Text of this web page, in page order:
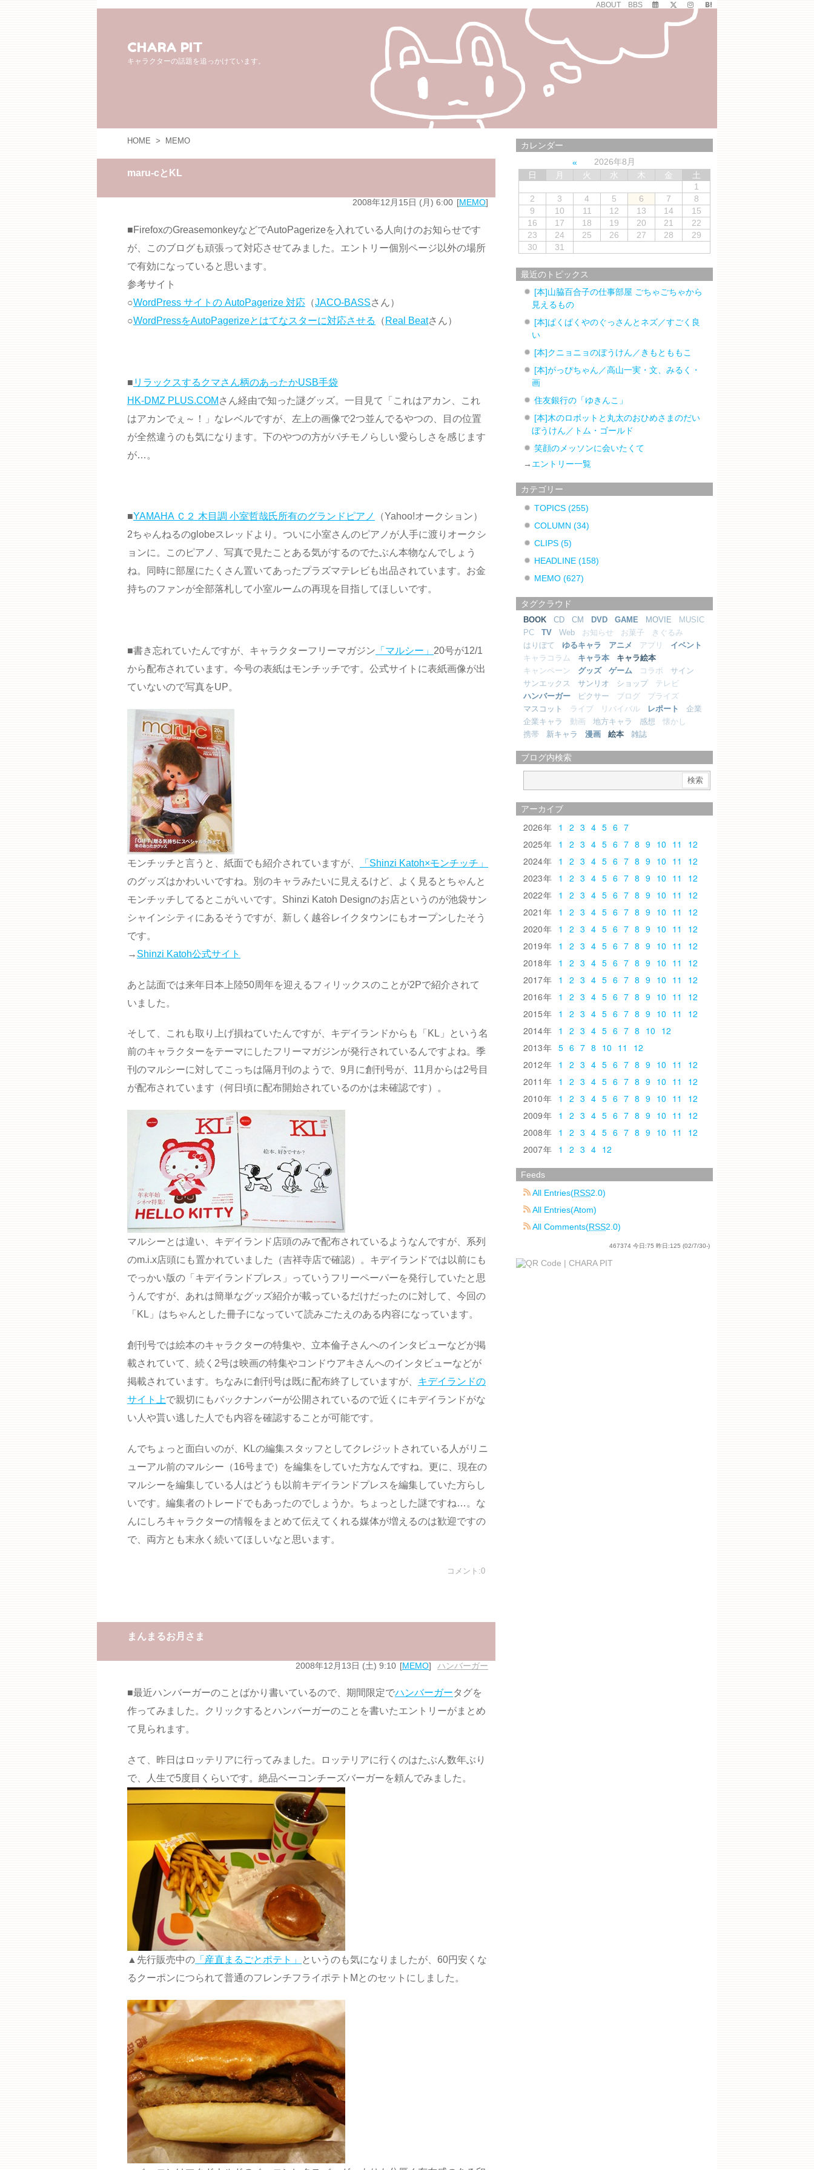
ABOUT BBS
CHARA PIT
キャラクターの話題を追っかけています。
HOME > MEMO
maru-cとKL
2008年12月15日 (月) 6:00 MEMO
■FirefoxのGreasemonkeyなどでAutoPagerizeを入れている人向けのお知らせです
が、このブログも頑張って対応させてみました。エントリー個別ページ以外の場所
で有効になっていると思います。
参考サイト
○WordPress サイトの AutoPagerize 対応 （JACO-BASSさん）
○WordPressをAutoPagerizeとはてなスターに対応させる （ Real Beatさん）
■ リラックスするクマさん柄のあったかUSB手袋
HK-DMZ PLUS.COM さん経由で知った謎グッズ。一目見て「これはアカン、これ
はアカンでぇ～！」なレベルですが、左上の画像で2つ並んでるやつの、目の位置
が全然違うのも気になります。下のやつの方がパチモノらしい愛らしさを感じます
が…。
■YAMAHA Ｃ２ 木目調 小室哲哉氏所有のグランドピアノ
（Yahoo!オークション）
2ちゃんねるのglobeスレッドより。ついに小室さんのピアノが人手に渡りオークシ
ョンに。このピアノ、写真で見たことある気がするのでたぶん本物なんでしょう
ね。同時に部屋にたくさん置いてあったプラズマテレビも出品されています。お金
持ちのファンが全部落札して小室ルームの再現を目指してほしいです。
■書き忘れていたんですが、キャラクターフリーマガジン 「マルシー」 20号が12/1
から配布されています。今号の表紙はモンチッチです。公式サイトに表紙画像が出
ていないので写真をUP。
モンチッチと言うと、紙面でも紹介されていますが、
「Shinzi Katoh×モンチッチ」
のグッズはかわいいですね。別のキャラみたいに見えるけど、よく見るとちゃんと
モンチッチしてるとこがいいです。Shinzi Katoh Designのお店というのが池袋サン
シャインシティにあるそうですが、新しく越谷レイクタウンにもオープンしたそう
です。
→ Shinzi Katoh公式サイト
あと誌面では来年日本上陸50周年を迎えるフィリックスのことが2Pで紹介されて
いました。
そして、これも取り上げ損ねていたんですが、キデイランドからも「KL」という名
前のキャラクターをテーマにしたフリーマガジンが発行されているんですよね。季
刊のマルシーに対してこっちは隔月刊のようで、9月に創刊号が、11月からは2号目
が配布されています（何日頃に配布開始されているのかは未確認です）。
マルシーとは違い、キデイランド店頭のみで配布されているようなんですが、系列
のm.i.x店頭にも置かれていました（吉祥寺店で確認）。キデイランドでは以前にも
でっかい版の「キデイランドプレス」っていうフリーペーパーを発行していたと思
うんですが、あれは簡単なグッズ紹介が載っているだけだったのに対して、今回の
「KL」はちゃんとした冊子になっていて読みごたえのある内容になっています。
創刊号では絵本のキャラクターの特集や、立本倫子さんへのインタビューなどが掲
載されていて、続く2号は映画の特集やコンドウアキさんへのインタビューなどが
掲載されています。ちなみに創刊号は既に配布終了していますが、 キデイランドの
サイト上で親切にもバックナンバーが公開されているので近くにキデイランドがな
い人や貰い逃した人でも内容を確認することが可能です。
んでちょっと面白いのが、KLの編集スタッフとしてクレジットされている人がリニ
ューアル前のマルシー（16号まで）を編集をしていた方なんですね。更に、現在の
マルシーを編集している人はどうも以前キデイランドプレスを編集していた方らし
いです。編集者のトレードでもあったのでしょうか。ちょっとした謎ですね…。な
んにしろキャラクターの情報をまとめて伝えてくれる媒体が増えるのは歓迎ですの
で、両方とも末永く続いてほしいなと思います。
コメント:0
まんまるお月さま
2008年12月13日 (土) 9:10 MEMO ハンバーガー
■最近ハンバーガーのことばかり書いているので、期間限定でハンバーガータグを
作ってみました。クリックするとハンバーガーのことを書いたエントリーがまとめ
て見られます。
さて、昨日はロッテリアに行ってみました。ロッテリアに行くのはたぶん数年ぶり
で、人生で5度目くらいです。絶品ベーコンチーズバーガーを頼んでみました。
▲先行販売中の 「産直まるごとポテト」
というのも気になりましたが、60円安くな
るクーポンにつられて普通のフレンチフライポテトMとのセットにしました。
カレンダー
2026年8月
日
月 火 水 木 金
土
1
2
3 4 5 6 7
8
9
10 11 12 13 14
15
16
17 18 19 20 21
22
23
24 25 26 27 28
29
30
31
最近のトピックス
[本]山脇百合子の仕事部屋 ごちゃごちゃから
見えるもの
[本]ぱくぱくやのぐっさんとネズ／すごく良
い
[本]クニョニョのぼうけん／きもとももこ
[本]がっぴちゃん／高山一実・文、みるく・
画
住友銀行の「ゆきんこ」
[本]木のロボットと丸太のおひめさまのだい
ぼうけん／トム・ゴールド
笑顔のメッソンに会いたくて
→ エントリー一覧
カテゴリー
TOPICS(255)
COLUMN(34)
CLIPS(5)
HEADLINE(158)
MEMO(627)
タグクラウド
BOOK CD CM DVD GAME MOVIE
MUSIC
PC
TV Web お知らせ お菓子
きぐるみ
はりぼて
ゆるキャラ アニメ アプリ
イベント
キャラコラム
キャラ本
キャラ絵本
キャンペーン
グッズ ゲーム コラボ
サイン
サンエックス
サンリオ ショップ
テレビ
ハンバーガー
ピクサー ブログ
プライズ
マスコット
ライブ リバイバル レポート
企業
企業キャラ
動画 地方キャラ 感想
懐かし
携帯
新キャラ 漫画 絵本 雑誌
ブログ内検索
アーカイブ
2026 1 2 3 4 5 6 7
2025
1 2 3 4 5 6 7 8 9 10 11
12
2024
1 2 3 4 5 6 7 8 9 10 11
12
2023
1 2 3 4 5 6 7 8 9 10 11
12
2022
1 2 3 4 5 6 7 8 9 10 11
12
2021
1 2 3 4 5 6 7 8 9 10 11
12
2020
1 2 3 4 5 6 7 8 9 10 11
12
2019
1 2 3 4 5 6 7 8 9 10 11
12
2018
1 2 3 4 5 6 7 8 9 10 11
12
2017
1 2 3 4 5 6 7 8 9 10 11
12
2016
1 2 3 4 5 6 7 8 9 10 11
12
2015
1 2 3 4 5 6 7 8 9 10 11
12
2014
1 2 3 4 5 6 7 8 10 12
2013
5 6 7 8 10 11
12
2012
1 2 3 4 5 6 7 8 9 10 11
12
2011
1 2 3 4 5 6 7 8 9 10 11
12
2010
1 2 3 4 5 6 7 8 9 10 11
12
2009
1 2 3 4 5 6 7 8 9 10 11
12
2008
1 2 3 4 5 6 7 8 9 10 11
12
2007
1 2 3 4 12
Feeds
All Entries(RSS2.0)
All Entries(Atom)
All Comments(RSS2.0)
467374 今日:75 昨日:125 (02/7/30-)